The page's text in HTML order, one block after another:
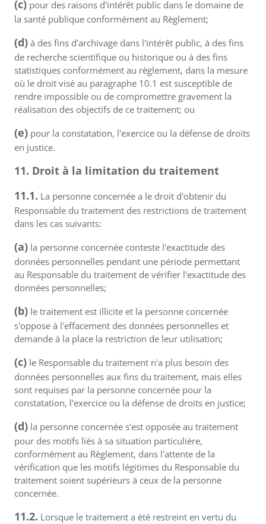
(c) pour des raisons d'intérêt public dans le domaine de
la santé publique conformément au Règlement;
(d) à des fins d'archivage dans l'intérêt public, à des fins
de recherche scientifique ou historique ou à des fins
statistiques conformément au règlement, dans la mesure
où le droit visé au paragraphe 10.1 est susceptible de
rendre impossible ou de compromettre gravement la
réalisation des objectifs de ce traitement; ou
(e) pour la constatation, l'exercice ou la défense de droits
en justice.
11. Droit à la limitation du traitement
11.1. La personne concernée a le droit d'obtenir du
Responsable du traitement des restrictions de traitement
dans les cas suivants:
(a) la personne concernée conteste l'exactitude des
données personnelles pendant une période permettant
au Responsable du traitement de vérifier l'exactitude des
données personnelles;
(b) le traitement est illicite et la personne concernée
s'oppose à l'effacement des données personnelles et
demande à la place la restriction de leur utilisation;
(c) le Responsable du traitement n'a plus besoin des
données personnelles aux fins du traitement, mais elles
sont requises par la personne concernée pour la
constatation, l'exercice ou la défense de droits en justice;
(d) la personne concernée s'est opposée au traitement
pour des motifs liés à sa situation particulière,
conformément au Règlement, dans l'attente de la
vérification que les motifs légitimes du Responsable du
traitement soient supérieurs à ceux de la personne
concernée.
11.2. Lorsque le traitement a été restreint en vertu du